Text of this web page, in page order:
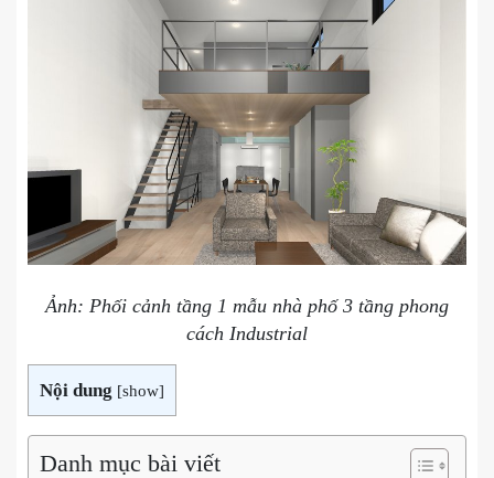
Ảnh: Phối cảnh tầng 1 mẫu nhà phố 3 tầng phong
cách Industrial
Nội dung [show]
Danh mục bài viết